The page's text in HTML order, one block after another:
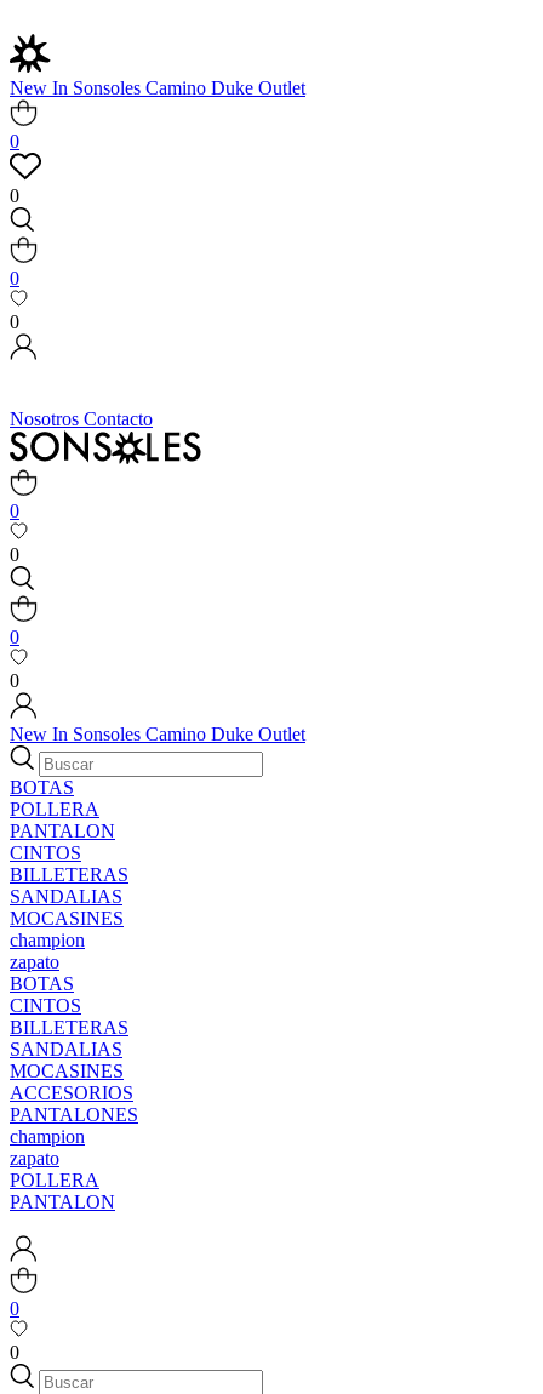
New In Sonsoles Camino Duke Outlet
0
0
0
0
Nosotros Contacto
0
0
0
0
New In Sonsoles Camino Duke Outlet
BOTAS
POLLERA
PANTALON
CINTOS
BILLETERAS
SANDALIAS
MOCASINES
champion
zapato
BOTAS
CINTOS
BILLETERAS
SANDALIAS
MOCASINES
ACCESORIOS
PANTALONES
champion
zapato
POLLERA
PANTALON
0
0